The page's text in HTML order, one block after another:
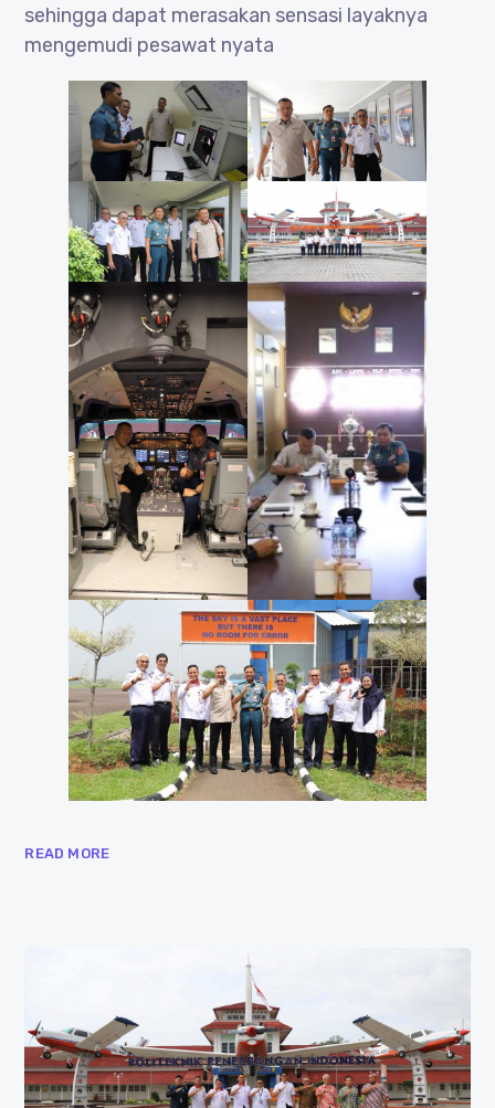
sehingga dapat merasakan sensasi layaknya
mengemudi pesawat nyata
READ MORE